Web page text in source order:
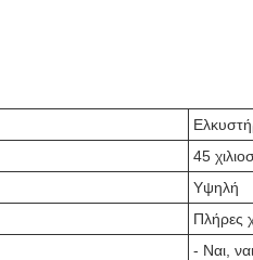
45
Υψηλή
Πλήρες
- Ναι, ναι.